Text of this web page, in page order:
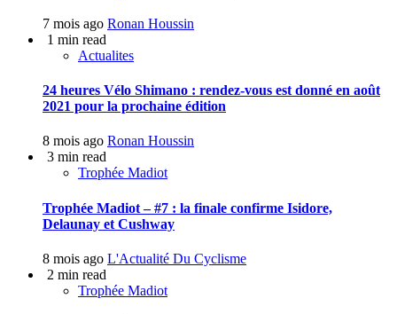
7 mois ago Ronan Houssin
1 min read
Actualites
24 heures Vélo Shimano : rendez-vous est donné en août
2021 pour la prochaine édition
8 mois ago Ronan Houssin
3 min read
Trophée Madiot
Trophée Madiot – #7 : la finale confirme Isidore,
Delaunay et Cushway
8 mois ago L'Actualité Du Cyclisme
2 min read
Trophée Madiot